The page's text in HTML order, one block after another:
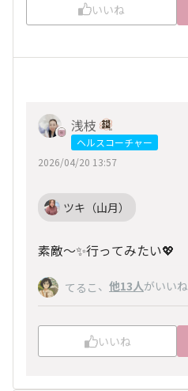
いいね
浅枝
ヘルスコーチャー
2026/04/20 13:57
ツキ（山月）
素敵〜✨️行ってみたい💖
てるこ 、 他13人がいいね
いいね